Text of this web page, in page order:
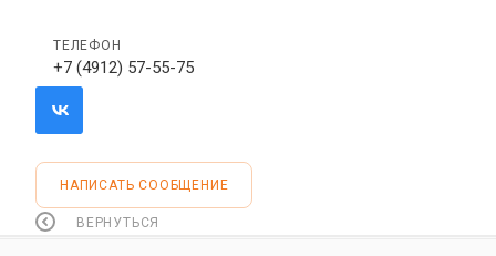
ТЕЛЕФОН
+7 (4912) 57-55-75
НАПИСАТЬ СООБЩЕНИЕ
ВЕРНУТЬСЯ